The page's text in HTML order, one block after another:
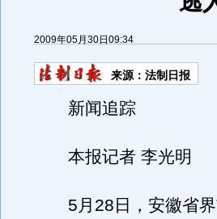
2009年05月30日09:34
来源： 法制日报
新闻追踪
本报记者 李光明
5月28日，安徽省界